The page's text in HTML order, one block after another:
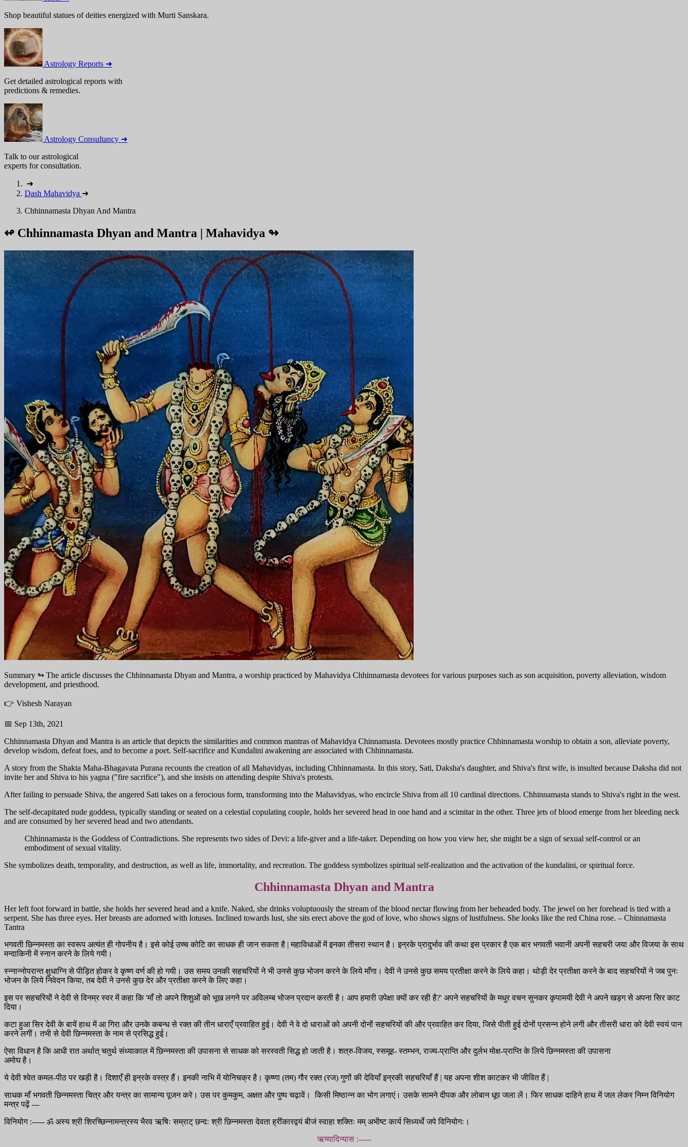
Shop beautiful statues of deities energized with Murti Sanskara.
Astrology Reports ➜
Get detailed astrological reports with
predictions & remedies.
Astrology Consultancy ➜
Talk to our astrological
experts for consultation.
➜
Dash Mahavidya ➜
Chhinnamasta Dhyan And Mantra
↫ Chhinnamasta Dhyan and Mantra | Mahavidya ↬
Summary ↬ The article discusses the Chhinnamasta Dhyan and Mantra, a worship practiced by Mahavidya Chhinnamasta devotees for various purposes such as son acquisition, poverty alleviation, wisdom
development, and priesthood.
👉 Vishesh Narayan
📅 Sep 13th, 2021
Chhinnamasta Dhyan and Mantra is an article that depicts the similarities and common mantras of Mahavidya Chinnamasta. Devotees mostly practice Chhinnamasta worship to obtain a son, alleviate poverty,
develop wisdom, defeat foes, and to become a poet. Self-sacrifice and Kundalini awakening are associated with Chhinnamasta.
A story from the Shakta Maha-Bhagavata Purana recounts the creation of all Mahavidyas, including Chhinnamasta. In this story, Sati, Daksha's daughter, and Shiva's first wife, is insulted because Daksha did not
invite her and Shiva to his yagna ("fire sacrifice"), and she insists on attending despite Shiva's protests.
After failing to persuade Shiva, the angered Sati takes on a ferocious form, transforming into the Mahavidyas, who encircle Shiva from all 10 cardinal directions. Chhinnamasta stands to Shiva's right in the west.
The self-decapitated nude goddess, typically standing or seated on a celestial copulating couple, holds her severed head in one hand and a scimitar in the other. Three jets of blood emerge from her bleeding neck
and are consumed by her severed head and two attendants.
Chhinnamasta is the Goddess of Contradictions. She represents two sides of Devi: a life-giver and a life-taker. Depending on how you view her, she might be a sign of sexual self-control or an
embodiment of sexual vitality.
She symbolizes death, temporality, and destruction, as well as life, immortality, and recreation. The goddess symbolizes spiritual self-realization and the activation of the kundalini, or spiritual force.
Chhinnamasta Dhyan and Mantra
Her left foot forward in battle, she holds her severed head and a knife. Naked, she drinks voluptuously the stream of the blood nectar flowing from her beheaded body. The jewel on her forehead is tied with a
serpent. She has three eyes. Her breasts are adorned with lotuses. Inclined towards lust, she sits erect above the god of love, who shows signs of lustfulness. She looks like the red China rose. – Chinnamasta
Tantra
भगवती छिन्नमस्ता का स्वरूप अत्यंत ही गोपनीय है। इसे कोई उच्च कोटि का साधक ही जान सकता है | महाविधाओं में इनका तीसरा स्थान है। इन्रके प्रादुर्भाव की कथा इस प्रकार है एक बार भगवती भवानी अपनी सहचरी जया और विजया के साथ
मन्दाकिनी में स्नान करने के लिये गयी।
स्न्नान्नोपरान्त क्षुधाग्नि से पीड़ित होकर वे कृष्ण वर्ण की हो गयी। उस समय उनकी सहचरियों ने भी उनसे कुछ भोजन करने के लिये माँगा। देवी ने उनसे कुछ समय प्रतीक्षा करने के लिये कहा। थोड़ी देर प्रतीक्षा करने के बाद सहचरियों ने जब पुनः
भोजन के लिये निवेदन किया, तब देवी ने उनसे कुछ देर और प्रतीक्षा करने के लिए कहा।
इस पर सहचरियों ने देवी से विनम्र स्वर में कहा कि 'माँ तो अपने शिशुओं को भूख लगने पर अविलम्ब भोजन प्रदान करती है। आप हमारी उपेक्षा क्यों कर रही है?' अपने सहचरियों के मधुर वचन सुनकर कृपामयी देवी ने अपने खड़‌ग से अपना सिर काट
दिया।
कटा हुआ सिर देवी के बायें हाथ में आ गिरा और उनके कबन्ध से रक्त की तीन धाराएँ प्रवाहित हुई। देवी ने वे दो धाराओं को अपनी दोनों सहचरियों की और प्रवाहित कर दिया, जिसे पीती हुई दोनों प्रसन्न होने लगी और तीसरी धारा को देवी स्वयं पान
करने लगीं। तभी से देवी छिन्नमस्ता के नाम से प्रसिद्ध हुई।
ऐसा विधान है कि आधी रात अर्थात् चतुर्थ संध्याकाल में छिन्नमस्ता की उपासना से साधक को सरस्वती सिद्ध हो जाती है। शत्रु-विजय, स्समूह- स्तम्भन, राज्य-प्राप्ति और दुर्लभ मोक्ष-प्राप्ति के लिये छिन्नमस्ता की उपासना
अमोघ है।
ये देवी श्वेत कमल-पीठ पर खड़ी है। दिशाएँ ही इन्रके वस्त्र हैं। इनकी नाभि में योनिचक्र है। कृष्णा (तम) गौर रक्त (रज) गुणों की देवियाँ इन्रकी सहचरियाँ हैं | यह अपना शीश काटकर भी जीवित हैं |
साधक माँ भगवती छिन्नमस्ता चित्र और यन्त्र का सामान्य पूजन करे। उस पर कुमकुम, अक्षत और पुष्प चढ़ावें। किसी मिष्ठान्न का भोग लगाएं। उसके सामने दीपक और लोबान धूप जला लें। फिर साधक दाहिने हाथ में जल लेकर निम्न विनियोग
मन्त्र पढ़ें ---
विनियोग :----- ॐ अस्य श्री शिरच्छिन्नामन्त्रस्य भैरव ऋषिः सम्राट् छन्दः श्री छिन्नमस्ता देवता ह्रींकारद्वयं बीजं स्वाहा शक्तिः मम् अभीष्ट कार्य सिध्यर्थे जपे विनियोगः।
ऋष्यादिन्यास :-----